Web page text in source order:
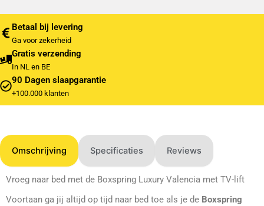
Betaal bij levering
Ga voor zekerheid
Gratis verzending
In NL en BE
90 Dagen slaapgarantie
+100.000 klanten
Omschrijving Specificaties Reviews
Vroeg naar bed met de Boxspring Luxury Valencia met TV-lift
Voortaan ga jij altijd op tijd naar bed toe als je de Boxspring